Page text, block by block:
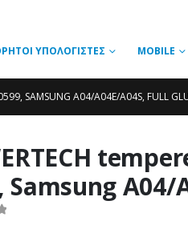
ΥΠΟΛΟΓΙΣΤΈΣ MOBILE
SAMSUNG A04/A04E/A04S, FULL
Samsung